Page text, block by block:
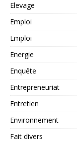
Elevage
Emploi
Emploi
Energie
Enquête
Entrepreneuriat
Entretien
Environnement
Fait divers